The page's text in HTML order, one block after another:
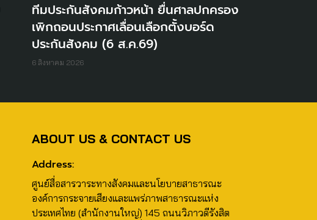
ทีมประกันสังคมก้าวหน้า ยื่นศาลปกครอง
เพิกถอนประกาศเลื่อนเลือกตั้งบอร์ด
ประกันสังคม (6 ส.ค.69)
6 สิงหาคม 2026
ABOUT US & CONTACT US
Address:
ศูนย์สื่อสารวาระทางสังคมและนโยบายสาธารณะ
องค์การกระจายเสียงและแพร่ภาพสาธารณะแห่ง
ประเทศไทย (สำนักงานใหญ่) 145 ถนนวิภาวดีรังสิต